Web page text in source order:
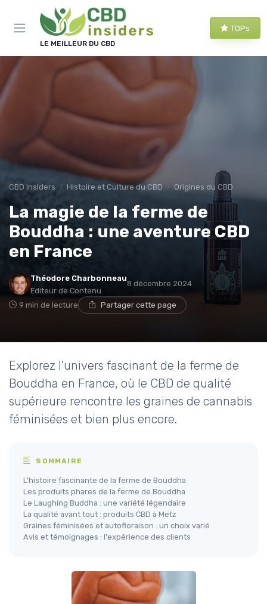
LE MEILLEUR DU CBD
TOPs
CBD Insiders Histoire et Culture du CBD Origines du CBD
La magie de la ferme de
Bouddha : une aventure CBD
en France
Théodore Charbonneau
Editeur de Contenu
8 décembre 2024
9 min de lecture Partager cette page
Explorez l'univers fascinant de la ferme de
Bouddha en France, où le CBD de qualité
supérieure rencontre les graines de cannabis
féminisées et bien plus encore.
SOMMAIRE
L'histoire fascinante de la ferme de Bouddha
Les produits phares de la ferme de Bouddha
Le Laughing Buddha : une variété légendaire
La qualité avant tout : produits CBD à Metz
Graines féminisées et autofloraison : un choix varié
Avis et témoignages : l'expérience des clients
Panneau de gestion des cookies